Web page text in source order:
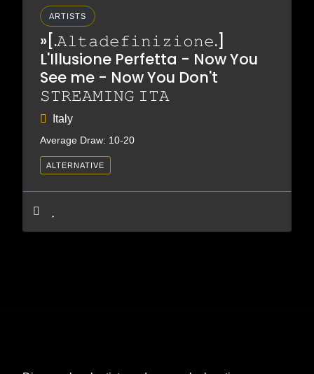
ARTISTS
»[.𝙰𝚕𝚝𝚊𝚍𝚎𝚏𝚒𝚗𝚒𝚣𝚒𝚘𝚗𝚎.]
L'Illusione Perfetta - Now You
See me - Now You Don't
𝚂𝚃𝚁𝙴𝙰𝙼𝙸𝙽𝙶 𝙸𝚃𝙰
Italy
Average Draw: 10-20
ALTERNATIVE